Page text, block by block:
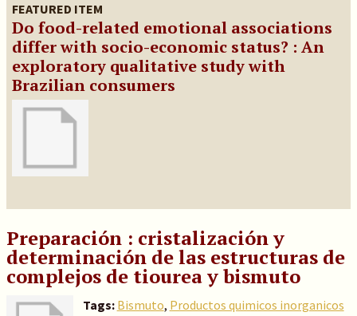
FEATURED ITEM
Do food-related emotional associations
differ with socio-economic status? : An
exploratory qualitative study with
Brazilian consumers
Preparación : cristalización y
determinación de las estructuras de
complejos de tiourea y bismuto
Tags: Bismuto, Productos quimicos inorganicos